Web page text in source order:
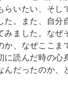
らいたい、そし
た。また、自分
みました。なぜ
か、なぜここま
に読んだ時の心
んだったのか、